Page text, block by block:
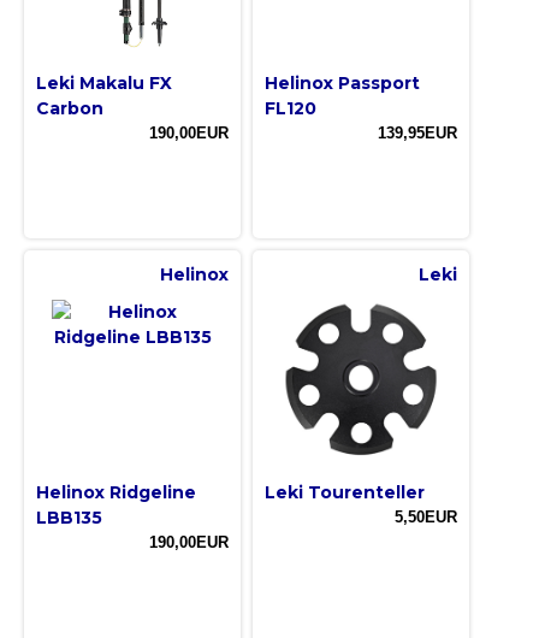
Leki Makalu FX
Carbon
190,00EUR
Helinox Passport
FL120
139,95EUR
Helinox
Helinox Ridgeline
LBB135
190,00EUR
Leki
Leki Tourenteller
5,50EUR